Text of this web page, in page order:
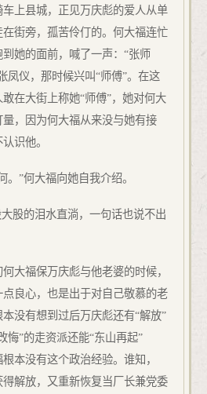
上县城，正见万庆彪的爱人从单
街旁，孤苦伶仃的。何大福连忙
她的面前，喊了一声：“张师
凤仪，那时候兴叫“师傅”。在这
在大街上称她“师傅”，她对何大
，因为何大福从来没与她有接
识他。
。”何大福向她自我介绍。
股的泪水直淌，一句话也说不出
大福保万庆彪与他老婆的时候，
良心，也是出于对自己敬慕的老
没有想到过后万庆彪还有“解放”
悔”的走资派还能“东山再起”
本没有这个政治经验。谁知，
得解放，又重新恢复当厂长兼党委